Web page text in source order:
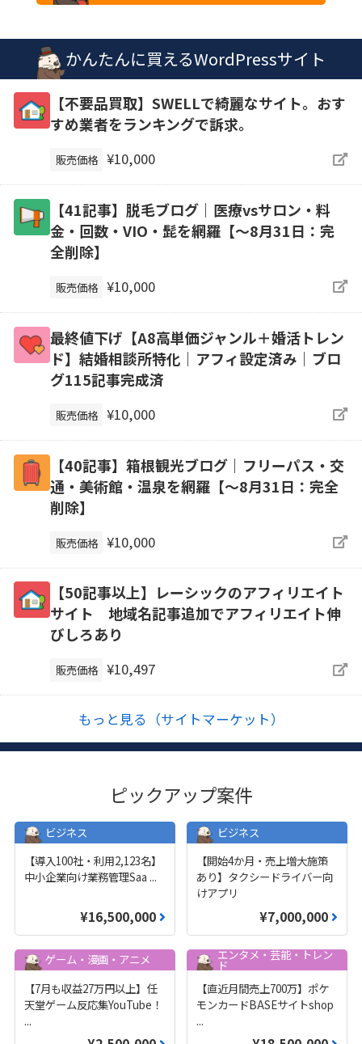
かんたんに買えるWordPressサイト
【不要品買取】SWELLで綺麗なサイト。おす
すめ業者をランキングで訴求。
販売価格 ¥10,000
【41記事】脱毛ブログ｜医療vsサロン・料
金・回数・VIO・髭を網羅【～8月31日：完
全削除】
販売価格 ¥10,000
最終値下げ【A8高単価ジャンル＋婚活トレン
ド】結婚相談所特化｜アフィ設定済み｜ブロ
グ115記事完成済
販売価格 ¥10,000
【40記事】箱根観光ブログ｜フリーパス・交
通・美術館・温泉を網羅【～8月31日：完全
削除】
販売価格 ¥10,000
【50記事以上】レーシックのアフィリエイト
サイト 地域名記事追加でアフィリエイト伸
びしろあり
販売価格 ¥10,497
もっと見る（サイトマーケット）
ピックアップ案件
ビジネス
【導入100社・利用2,123名】
中小企業向け業務管理Saa ...
¥16,500,000
ビジネス
【開始4か月・売上増大施策
あり】タクシードライバー向
けアプリ
¥7,000,000
ゲーム・漫画・アニメ
【7月も収益27万円以上】任
天堂ゲーム反応集YouTube！
...
エンタメ・芸能・トレン
ド
【直近月間売上700万】ポケ
モンカードBASEサイトshop
...